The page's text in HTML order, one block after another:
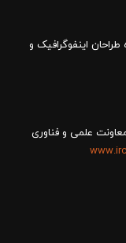
طراحان اینفوگرافیک و
علمی و فناوری